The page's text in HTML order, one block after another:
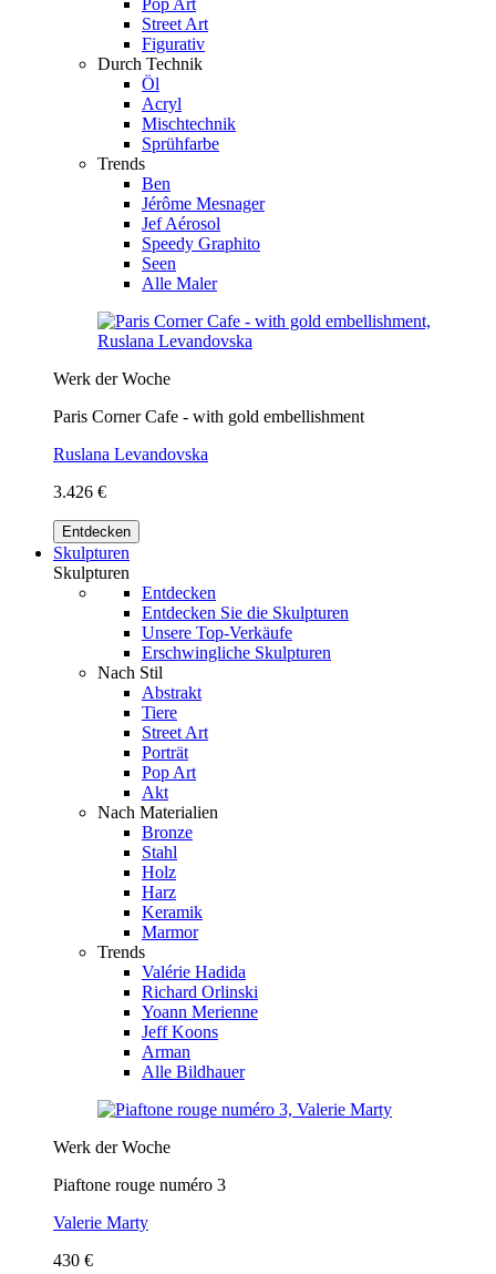
Street Art
Figurativ
Durch Technik
Öl
Acryl
Mischtechnik
Sprühfarbe
Trends
Ben
Jérôme Mesnager
Jef Aérosol
Speedy Graphito
Seen
Alle Maler
Werk der Woche
Paris Corner Cafe - with gold embellishment
Ruslana Levandovska
3.426 €
Entdecken
Skulpturen
Skulpturen
Entdecken
Entdecken Sie die Skulpturen
Unsere Top-Verkäufe
Erschwingliche Skulpturen
Nach Stil
Abstrakt
Tiere
Street Art
Porträt
Pop Art
Akt
Nach Materialien
Bronze
Stahl
Holz
Harz
Keramik
Marmor
Trends
Valérie Hadida
Richard Orlinski
Yoann Merienne
Jeff Koons
Arman
Alle Bildhauer
Werk der Woche
Piaftone rouge numéro 3
Valerie Marty
430 €